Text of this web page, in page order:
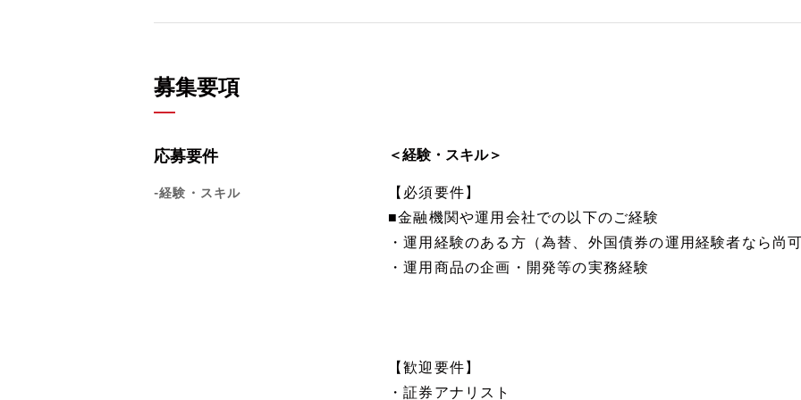
募集要項
応募要件
-経験・スキル
＜経験・スキル＞
【必須要件】
■金融機関や運用会社での以下のご経験
・運用経験のある方（為替、外国債券の運用経験者なら尚
・運用商品の企画・開発等の実務経験
【歓迎要件】
・証券アナリスト